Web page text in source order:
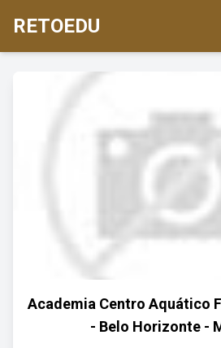
RETOEDU
Academia Centro Aquático
- Belo Horizonte -